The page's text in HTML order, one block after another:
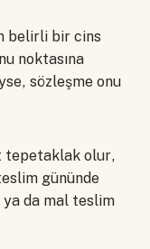
belirli bir cins
noktasına
sözleşme onu
tepetaklak olur,
gününde
da mal teslim